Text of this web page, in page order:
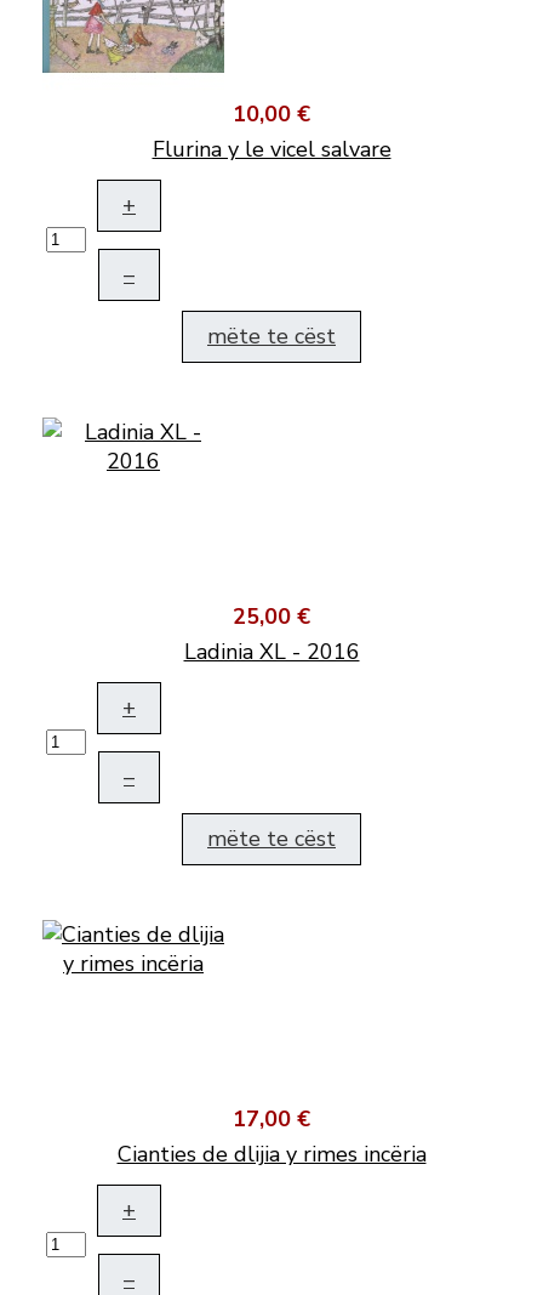
10,00 €
Flurina y le vicel salvare
+
–
mëte te cëst
25,00 €
Ladinia XL - 2016
+
–
mëte te cëst
17,00 €
Cianties de dlijia y rimes incëria
+
–